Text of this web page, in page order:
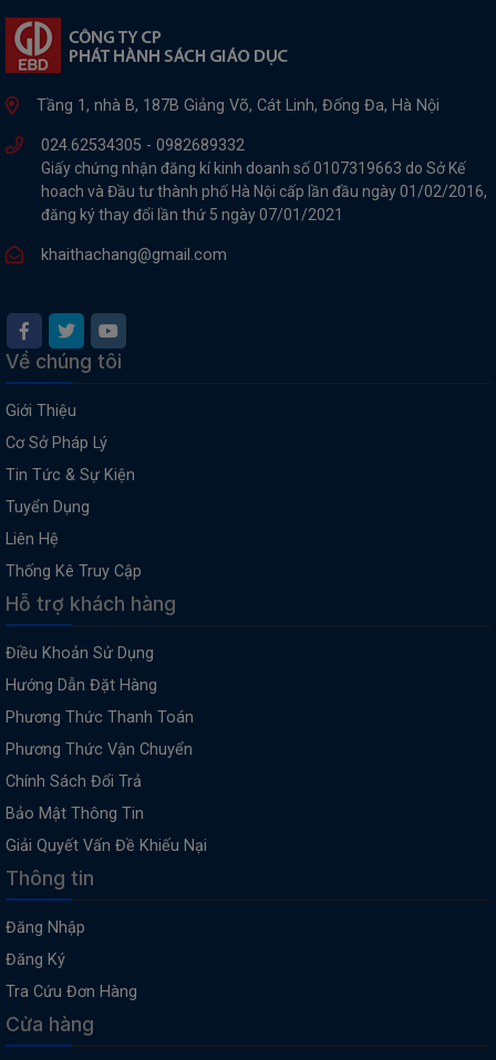
Tầng 1, nhà B, 187B Giảng Võ, Cát Linh, Đống Đa, Hà Nội
024.62534305 - 0982689332
Giấy chứng nhận đăng kí kinh doanh số 0107319663 do Sở Kế
hoach và Đầu tư thành phố Hà Nội cấp lần đầu ngày 01/02/2016,
đăng ký thay đổi lần thứ 5 ngày 07/01/2021
khaithachang@gmail.com
Về chúng tôi
Giới Thiệu
Cơ Sở Pháp Lý
Tin Tức & Sự Kiện
Tuyển Dụng
Liên Hệ
Thống Kê Truy Cập
Hỗ trợ khách hàng
Điều Khoản Sử Dụng
Hướng Dẫn Đặt Hàng
Phương Thức Thanh Toán
Phương Thức Vận Chuyển
Chính Sách Đổi Trả
Bảo Mật Thông Tin
Giải Quyết Vấn Đề Khiếu Nại
Thông tin
Đăng Nhập
Đăng Ký
Tra Cứu Đơn Hàng
Cửa hàng